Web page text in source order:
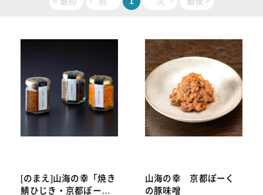
[のまえ]山海の幸「焼き
鯖ひじき・京都ぽーく
山海の幸 京都ぽーく
の豚味噌